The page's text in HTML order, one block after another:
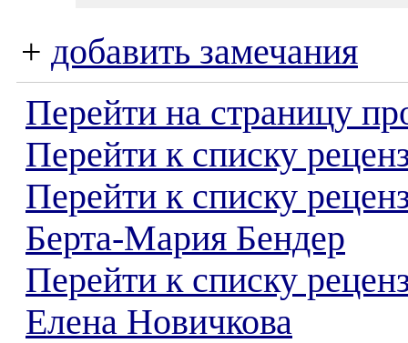
+ добавить замечания
Перейти на страницу
Перейти к списку
Перейти к списку
Берта-Мария Бендер
Перейти к списку
Елена Новичкова